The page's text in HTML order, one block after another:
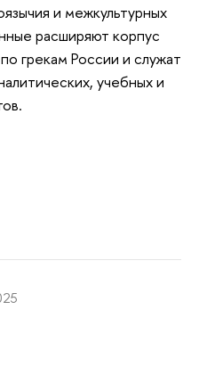
и межкультурных
расширяют корпус
грекам России и служат
учебных и